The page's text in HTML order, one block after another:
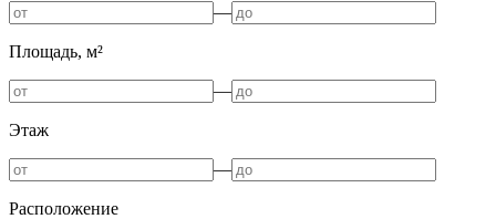
—
Площадь, м²
—
Этаж
—
Расположение